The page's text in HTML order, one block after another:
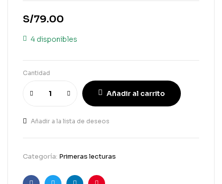
S/79.00
4 disponibles
Cantidad
Añadir al carrito
Añadir a la lista de deseos
Categoría: Primeras lecturas